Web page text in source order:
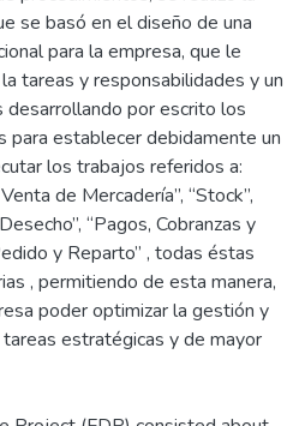
se basó en el diseño de una
para la empresa, que le
tareas y responsabilidades y un
desarrollando por escrito los
para establecer debidamente un
los trabajos referidos a:
de Mercadería”, “Stock”,
“Pagos, Cobranzas y
y Reparto” , todas éstas
, permitiendo de esta manera,
poder optimizar la gestión y
estratégicas y de mayor